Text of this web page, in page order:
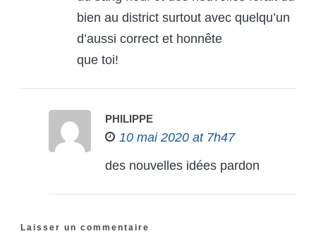
bien au district surtout avec quelqu’un
d’aussi correct et honnête
que toi!
PHILIPPE
10 mai 2020 at 7h47
des nouvelles idées pardon
Laisser un commentaire